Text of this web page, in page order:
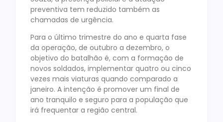
preventiva tem reduzido também as
chamadas de urgência.
Para o último trimestre do ano e quarta fase
da operação, de outubro a dezembro, o
objetivo do batalhão é, com a formação de
novos soldados, implementar quatro ou cinco
vezes mais viaturas quando comparado a
janeiro. A intenção é promover um final de
ano tranquilo e seguro para a população que
irá frequentar a região central.